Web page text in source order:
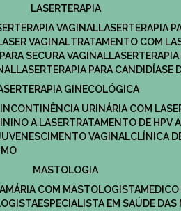
LASERTERAPIA
VAGINAL LASERTERAPIA
VAGINAL
TRATAMENTO COM
SECURA VAGINAL​
LASERTERAPIA PARA CANDIDÍASE
GINECOLÓGICA
INCONTINÊNCIA URINÁRIA COM
A LASER TRATAMENTO DE HPV
VAGINAL
CLÍNICA
MASTOLOGIA
COM MASTOLOGISTA
ESPECIALISTA EM SAÚDE